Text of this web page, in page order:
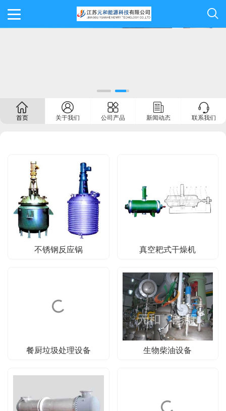
首页 关于我们 公司产品 新闻动态 联系我们
不锈钢反应锅 真空耙式干燥机
餐厨垃圾处理设备 生物柴油设备